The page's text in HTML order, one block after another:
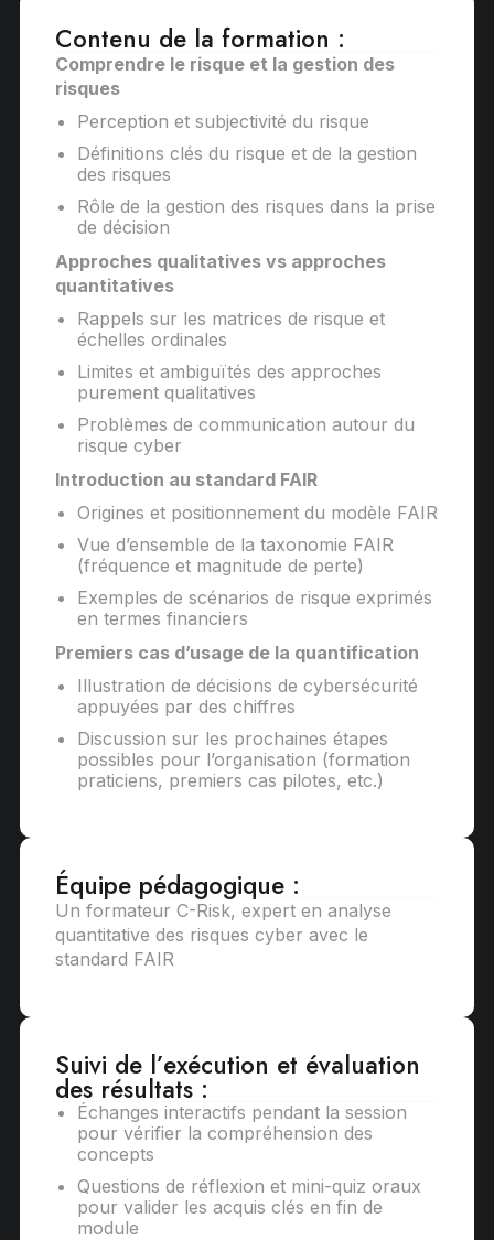
Contenu de la formation :
Comprendre le risque et la gestion des
risques
Perception et subjectivité du risque
Définitions clés du risque et de la gestion
des risques
Rôle de la gestion des risques dans la prise
de décision
Approches qualitatives vs approches
quantitatives
Rappels sur les matrices de risque et
échelles ordinales
Limites et ambiguïtés des approches
purement qualitatives
Problèmes de communication autour du
risque cyber
Introduction au standard FAIR
Origines et positionnement du modèle FAIR
Vue d’ensemble de la taxonomie FAIR
(fréquence et magnitude de perte)
Exemples de scénarios de risque exprimés
en termes financiers
Premiers cas d’usage de la quantification
Illustration de décisions de cybersécurité
appuyées par des chiffres
Discussion sur les prochaines étapes
possibles pour l’organisation (formation
praticiens, premiers cas pilotes, etc.)
Équipe pédagogique :
Un formateur C-Risk, expert en analyse
quantitative des risques cyber avec le
standard FAIR
Suivi de l’exécution et évaluation
des résultats :
Échanges interactifs pendant la session
pour vérifier la compréhension des
concepts
Questions de réflexion et mini-quiz oraux
pour valider les acquis clés en fin de
module